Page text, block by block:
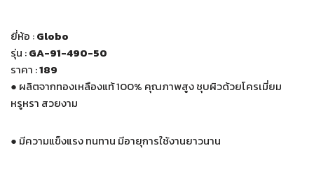
ยี่ห้อ :Globo
รุ่น :GA-91-490-50
ราคา :189
● ผลิตจากทองเหลืองแท้ 100% คุณภาพสูง ชุบผิวด้วยโครเมี่ยม
หรูหรา สวยงาม
● มีความแข็งแรง ทนทาน มีอายุการใช้งานยาวนาน